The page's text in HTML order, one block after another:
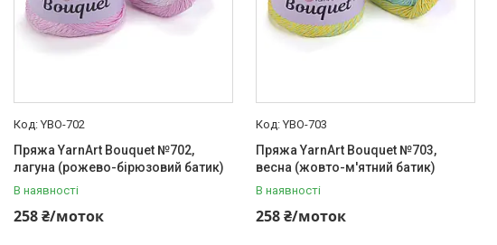
YBO-702
Пряжа YarnArt Bouquet №702,
лагуна (рожево-бірюзовий батик)
В наявності
258 ₴/моток
YBO-703
Пряжа YarnArt Bouquet №703,
весна (жовто-м'ятний батик)
В наявності
258 ₴/моток